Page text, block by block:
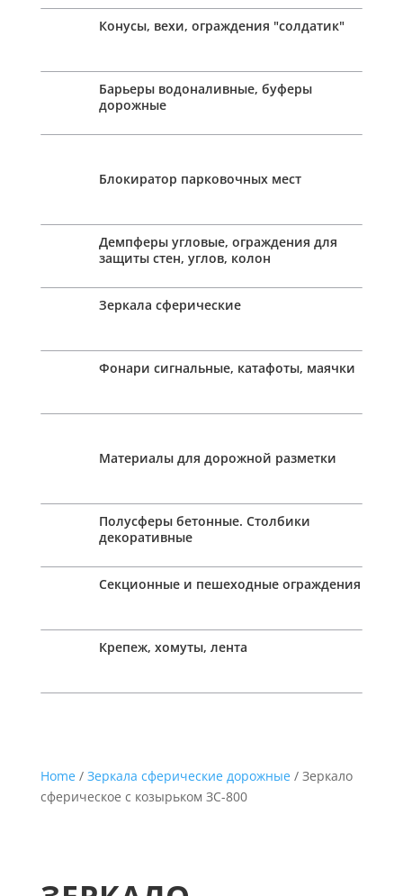
Конусы, вехи, ограждения "солдатик"
Барьеры водоналивные, буферы
дорожные
Блокиратор парковочных мест
Демпферы угловые, ограждения для
защиты стен, углов, колон
Зеркала сферические
Фонари сигнальные, катафоты, маячки
Материалы для дорожной разметки
Полусферы бетонные. Столбики
декоративные
Секционные и пешеходные ограждения
Крепеж, хомуты, лента
Home/ Зеркала сферические дорожные/ Зеркало
сферическое с козырьком ЗС-800